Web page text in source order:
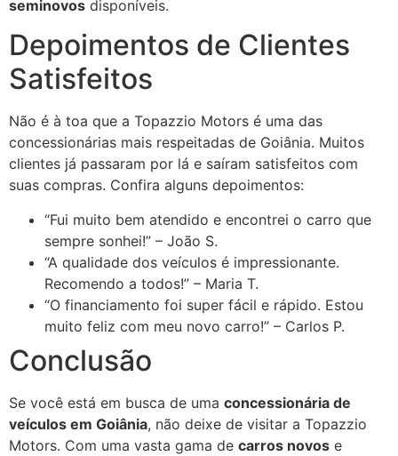
seminovos disponíveis.
Depoimentos de Clientes
Satisfeitos
Não é à toa que a Topazzio Motors é uma das
concessionárias mais respeitadas de Goiânia. Muitos
clientes já passaram por lá e saíram satisfeitos com
suas compras. Confira alguns depoimentos:
“Fui muito bem atendido e encontrei o carro que
sempre sonhei!” – João S.
“A qualidade dos veículos é impressionante.
Recomendo a todos!” – Maria T.
“O financiamento foi super fácil e rápido. Estou
muito feliz com meu novo carro!” – Carlos P.
Conclusão
Se você está em busca de uma concessionária de
veículos em Goiânia, não deixe de visitar a Topazzio
Motors. Com uma vasta gama de carros novos e